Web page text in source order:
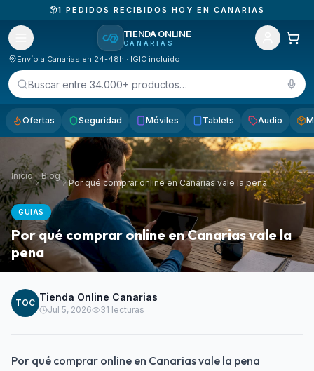
1 PEDIDOS RECIBIDOS HOY EN CANARIAS
TIENDA ONLINE
CANARIAS
Envío a Canarias en 24-48h · IGIC incluido
Buscar entre 34.000+ productos…
Ofertas Seguridad Móviles Tablets Audio
Inicio Blog
Por qué comprar online en Canarias vale la pena
GUIAS
Por qué comprar online en Canarias vale la
pena
TOC Tienda Online Canarias
Jul 5, 2026 31 lecturas
Por qué comprar online en Canarias vale la pena